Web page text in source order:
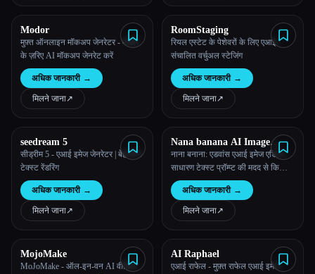
Modor
मुफ़्त ऑनलाइन मॉकअप जेनरेटर - मोडोर
के ज़रिए AI मॉकअप जेनरेट करें
अधिक जानकारी →
मिलने जाना↗︎
RoomStaging
रियल एस्टेट के पेशेवरों के लिए एआई-
संचालित वर्चुअल स्टेजिंग
अधिक जानकारी →
मिलने जाना↗︎
seedream 5
सीड्रीम 5 - एआई इमेज जेनरेटर | बेहतरीन
टेक्स्ट रेंडरिंग
अधिक जानकारी →
मिलने जाना↗︎
Nana banana AI Image
Editor
नाना बनाना: एडवांस एआई इमेज एडिटर,
साधारण टेक्स्ट प्रॉम्प्ट की मदद से किसी
भी इमेज को आसानी से ट्रांसफ़ॉर्म करता
है।
अधिक जानकारी →
मिलने जाना↗︎
MojoMake
MoJoMake - ऑल-इन-वन AI वीडियो
AI Raphael
एआई राफेल - मुफ़्त राफेल एआई इमेज